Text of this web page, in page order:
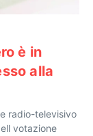
è in
alla
radio-televisivo
votazione